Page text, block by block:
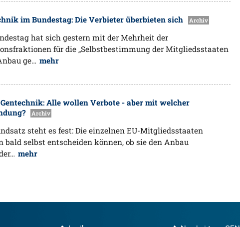
im Bundestag: Die Verbieter überbieten sich Archiv
hat sich gestern mit der Mehrheit der
für die „Selbstbestimmung der Mitgliedsstaaten
ge… mehr
Alle wollen Verbote - aber mit welcher
Archiv
steht es fest: Die einzelnen EU-Mitgliedsstaaten
bald selbst entscheiden können, ob sie den Anbau
mehr